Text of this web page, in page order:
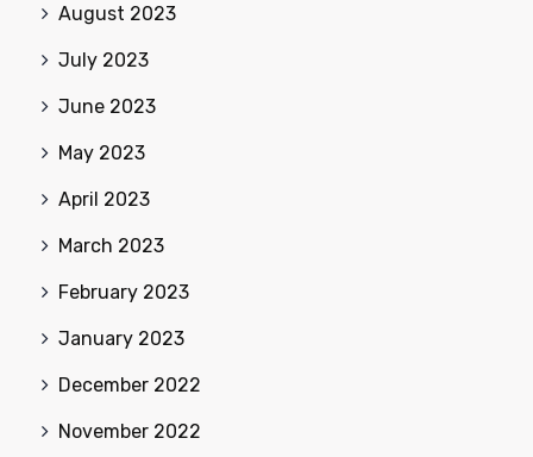
August 2023
July 2023
June 2023
May 2023
April 2023
March 2023
February 2023
January 2023
December 2022
November 2022